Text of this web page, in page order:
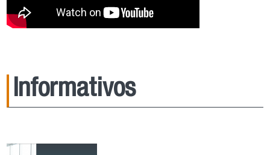
Informativos